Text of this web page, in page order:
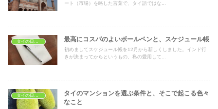
ート（市場）を略した言葉で、タイ語ではな...
最高にコスパのよいボールペンと、スケジュール帳
初めましてスケジュール帳を12月から新しくしました。インド行
きが決まってからというもの、私の愛用して...
タイの日常生活
タイのマンションを選ぶ条件と、そこで起こる色々
なこと